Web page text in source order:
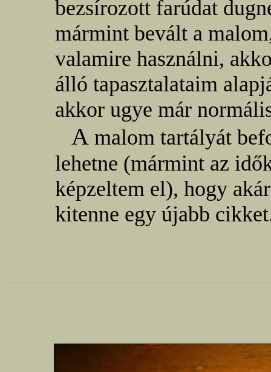
bezsírozott farúdat
mármint bevált a
valamire használni,
álló tapasztalataim
akkor ugye már
A malom tartályát
lehetne (mármint az
képzeltem el), hogy
kitenne egy újabb